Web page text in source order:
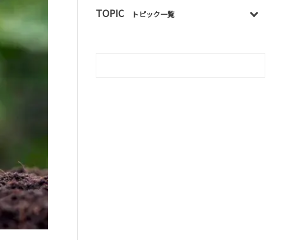
TOPIC トピック一覧